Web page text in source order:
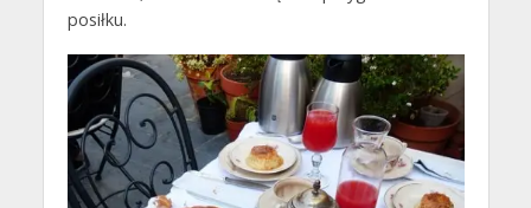
posiłku.